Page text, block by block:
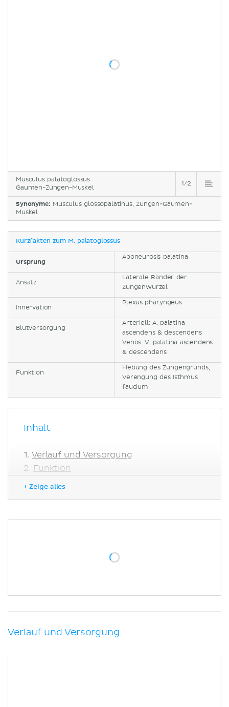
Musculus palatoglossus
Gaumen-Zungen-Muskel
1/2
Synonyme: Musculus glossopalatinus, Zungen-Gaumen-
Muskel
Kurzfakten zum M. palatoglossus
Ursprung
Aponeurosis palatina
Ansatz
Laterale Ränder der
Zungenwurzel
Innervation
Plexus pharyngeus
Blutversorgung
Arteriell: A. palatina
ascendens & descendens
Venös: V. palatina ascendens
& descendens
Funktion
Hebung des Zungengrunds,
Verengung des Isthmus
faucium
Inhalt
Verlauf und Versorgung
Funktion
+ Zeige alles
Verlauf und Versorgung